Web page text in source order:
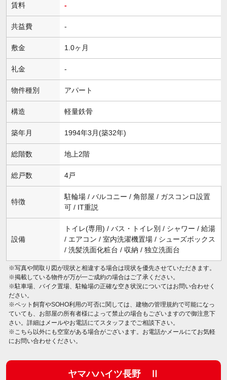
賃料 -
共益費 -
敷金 1.0ヶ月
礼金 -
物件種別 アパート
構造 軽量鉄骨
築年月 1994年3月(築32年)
総階数 地上2階
総戸数 4戸
特徴
駐輪場 / バルコニー / 角部屋 / ガスコンロ設置
可 / IT重説
設備
トイレ(専用) / バス・トイレ別 / シャワー / 給湯
/ エアコン / 室内洗濯機置場 / シューズボックス
/ 洗髪洗面化粧台 / 収納 / 独立洗面台
※写真や間取り図が現状と相違する場合は現状を優先させていただきます。
※掲載している物件が万が一ご成約の場合はご了承ください。
※駐車場、バイク置場、駐輪場の正確な空き状況についてはお問い合わせく
ださい。
※ペット飼育やSOHO利用の可否に関しては、建物の管理規約で可能になっ
ていても、お部屋の所有者様によって禁止の場合もございますので御注意下
さい。詳細はメールやお電話にてスタッフまでご相談下さい。
※こちら以外にも空室がある場合がございます。お電話かメールにてお気軽
にお問い合わせください。
ヤマハハイツ長野 Ⅱ